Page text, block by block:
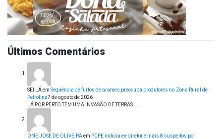
Últimos Comentários
SEI LÁem Sequência de furtos de arames preocupa produtores na Zona Rural de
Petrolina7 de agosto de 2026
LÁ POR PERTO TEM UMA INVASÃO DE TERRAS......
ONE JOSE DE OLIVEIRAem PCPE indicia ex-diretor e mais 8 suspeitos por